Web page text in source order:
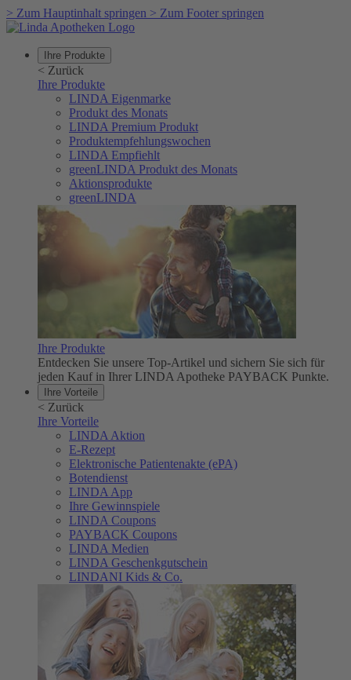
> Zum Hauptinhalt springen > Zum Footer springen
Ihre Produkte
< Zurück
Ihre Produkte
LINDA Eigenmarke
Produkt des Monats
LINDA Premium Produkt
Produktempfehlungswochen
LINDA Empfiehlt
greenLINDA Produkt des Monats
Aktionsprodukte
greenLINDA
Ihre Produkte
Entdecken Sie unsere Top-Artikel und sichern Sie sich für
jeden Kauf in Ihrer LINDA Apotheke PAYBACK Punkte.
Ihre Vorteile
< Zurück
Ihre Vorteile
LINDA Aktion
E-Rezept
Elektronische Patientenakte (ePA)
Botendienst
LINDA App
Ihre Gewinnspiele
LINDA Coupons
PAYBACK Coupons
LINDA Medien
LINDA Geschenkgutschein
LINDANI Kids & Co.